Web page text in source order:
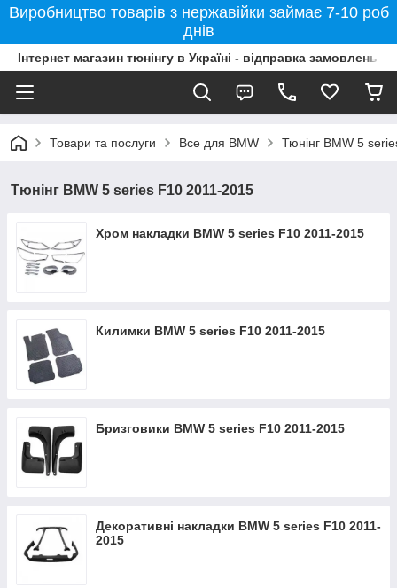
Виробництво товарів з нержавійки займає 7-10 роб
днів
Інтернет магазин тюнінгу в Україні - відправка замовлень
Товари та послуги Все для BMW Тюнінг BMW 5
Тюнінг BMW 5 series F10 2011-2015
Хром накладки BMW 5 series F10 2011-2015
Килимки BMW 5 series F10 2011-2015
Бризговики BMW 5 series F10 2011-2015
Декоративні накладки BMW 5 series F10 2011-
2015